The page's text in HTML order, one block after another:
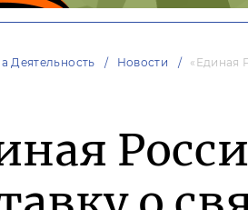
Деятельность Новости «Единая